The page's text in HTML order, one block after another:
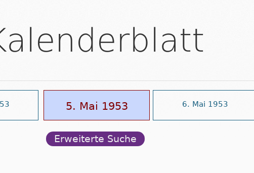
5. Mai 1953 6. Mai 1953
Erweiterte Suche